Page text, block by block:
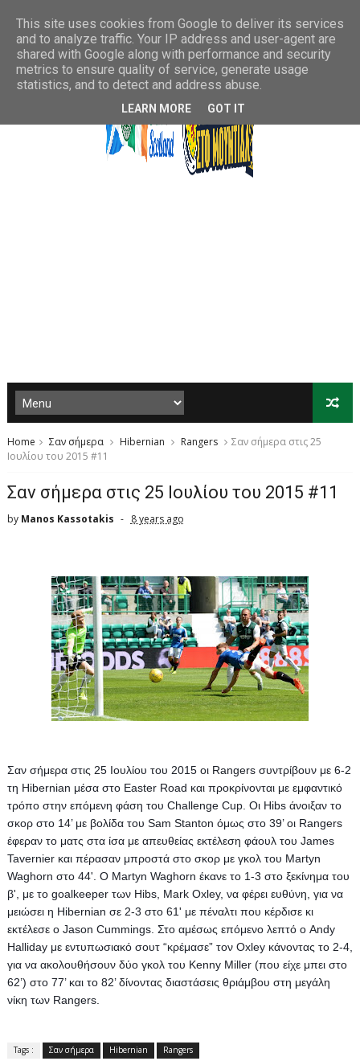
Home Σαν σήμερα Hibernian Rangers
Σαν σήμερα στις 25
Ιουλίου του 2015 #11
Σαν σήμερα στις 25 Ιουλίου του 2015 #11
by Manos Kassotakis 8 years ago
Σαν σήμερα στις 25 Ιουλίου του 2015 οι Rangers συντρίβουν με 6-2
τη Hibernian μέσα στο Easter Road και προκρίνονται με εμφαντικό
τρόπο στην επόμενη φάση του Challenge Cup. Οι Hibs άνοιξαν το
σκορ στο 14’ με βολίδα του Sam Stanton όμως στο 39’ οι Rangers
έφεραν το ματς στα ίσα με απευθείας εκτέλεση φάουλ του James
Tavernier και πέρασαν μπροστά στο σκορ με γκολ του Martyn
Waghorn στο 44'. Ο Martyn Waghorn έκανε το 1-3 στο ξεκίνημα του
β', με το goalkeeper των Hibs, Mark Oxley, να φέρει ευθύνη, για να
μειώσει η Hibernian σε 2-3 στο 61' με πέναλτι που κέρδισε κι
εκτέλεσε ο Jason Cummings. Στο αμέσως επόμενο λεπτό ο Andy
Halliday με εντυπωσιακό σουτ “κρέμασε” τον Oxley κάνοντας το 2-4,
για να ακολουθήσουν δύο γκολ του Kenny Miller (που είχε μπει στο
62’) στο 77’ και το 82’ δίνοντας διαστάσεις θριάμβου στη μεγάλη
νίκη των Rangers.
Tags : Σαν σήμερα Hibernian Rangers
This site uses cookies from Google to deliver its services
and to analyze traffic. Your IP address and user-agent are
shared with Google along with performance and security
metrics to ensure quality of service, generate usage
statistics, and to detect and address abuse.
LEARN MORE GOT IT